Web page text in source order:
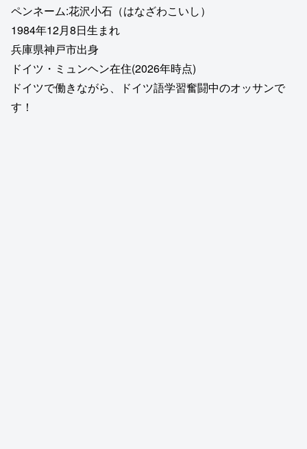
ペンネーム:花沢小石（はなざわこいし）
1984年12月8日生まれ
兵庫県神戸市出身
ドイツ・ミュンヘン在住(2026年時点)
ドイツで働きながら、ドイツ語学習奮闘中のオッサンで
す！